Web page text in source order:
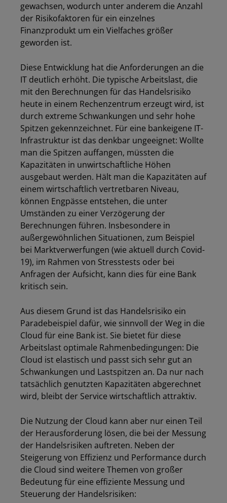
gewachsen, wodurch unter anderem die Anzahl
der Risikofaktoren für ein einzelnes
Finanzprodukt um ein Vielfaches größer
geworden ist.
Diese Entwicklung hat die Anforderungen an die
IT deutlich erhöht. Die typische Arbeitslast, die
mit den Berechnungen für das Handelsrisiko
heute in einem Rechenzentrum erzeugt wird, ist
durch extreme Schwankungen und sehr hohe
Spitzen gekennzeichnet. Für eine bankeigene IT-
Infrastruktur ist das denkbar ungeeignet: Wollte
man die Spitzen auffangen, müssten die
Kapazitäten in unwirtschaftliche Höhen
ausgebaut werden. Hält man die Kapazitäten auf
einem wirtschaftlich vertretbaren Niveau,
können Engpässe entstehen, die unter
Umständen zu einer Verzögerung der
Berechnungen führen. Insbesondere in
außergewöhnlichen Situationen, zum Beispiel
bei Marktverwerfungen (wie aktuell durch Covid-
19), im Rahmen von Stresstests oder bei
Anfragen der Aufsicht, kann dies für eine Bank
kritisch sein.
Aus diesem Grund ist das Handelsrisiko ein
Paradebeispiel dafür, wie sinnvoll der Weg in die
Cloud für eine Bank ist. Sie bietet für diese
Arbeitslast optimale Rahmenbedingungen: Die
Cloud ist elastisch und passt sich sehr gut an
Schwankungen und Lastspitzen an. Da nur nach
tatsächlich genutzten Kapazitäten abgerechnet
wird, bleibt der Service wirtschaftlich attraktiv.
Die Nutzung der Cloud kann aber nur einen Teil
der Herausforderung lösen, die bei der Messung
der Handelsrisiken auftreten. Neben der
Steigerung von Effizienz und Performance durch
die Cloud sind weitere Themen von großer
Bedeutung für eine effiziente Messung und
Steuerung der Handelsrisiken: